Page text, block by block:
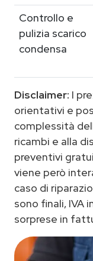
Controllo e
pulizia scarico
condensa
Disclaimer: I
orientativi e
complessità
ricambi e alla
preventivi
viene però
caso di
sono finali, IVA
sorprese in